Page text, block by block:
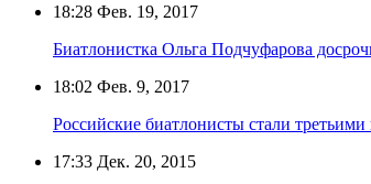
18:28 Фев. 19, 2017
Биатлонистка Ольга Подчуфарова
18:02 Фев. 9, 2017
Российские биатлонисты стали
17:33 Дек. 20, 2015